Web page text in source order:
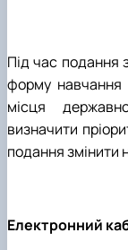
Під час подання
форму
місця
визначити
подання змінити
Електронний